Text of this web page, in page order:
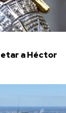
a Héctor